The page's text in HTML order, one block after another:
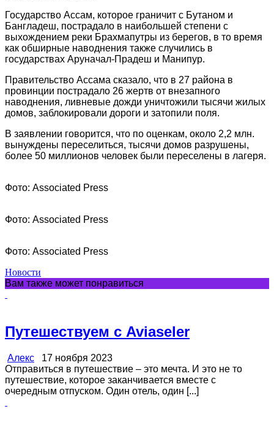
Государство Ассам, которое граничит с Бутаном и
Бангладеш, пострадало в наибольшей степени с
выхождением реки Брахмапутры из берегов, в то время
как обширные наводнения также случились в
государствах Аруначал-Прадеш и Манипур.
Правительство Ассама сказало, что в 27 района в
провинции пострадало 26 жертв от внезапного
наводнения, ливневые дожди уничтожили тысячи жилых
домов, заблокировали дороги и затопили поля.
В заявлении говорится, что по оценкам, около 2,2 млн.
вынуждены переселиться, тысячи домов разрушены,
более 50 миллионов человек были переселены в лагеря.
Фото: Associated Press
Фото: Associated Press
Фото: Associated Press
Новости
Вам также может понравиться
Путешествуем с Aviaseler
Алекс 17 ноября 2023
Отправиться в путешествие – это мечта. И это не то
путешествие, которое заканчивается вместе с
очередным отпуском. Один отель, один [...]